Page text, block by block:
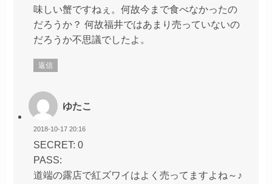
味しい蟹ですねぇ。何故今まで食べなかったの
だろうか？ 何故福井ではあまり売っていないの
だろうか不思議でしたよ。
返信
ゆたこ
2018-10-17 20:16
SECRET: 0
PASS:
道端の露店で紅ズワイはよく売ってますよね～♪